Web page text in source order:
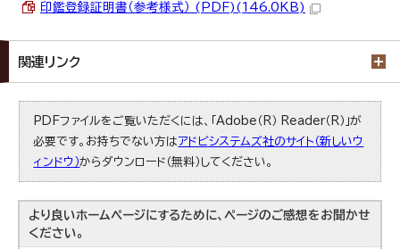
印鑑登録証明書（参考様式） (PDF)(146.0KB)
関連リンク
PDFファイルをご覧いただくには、「Adobe（R） Reader（R）」が
必要です。お持ちでない方は アドビシステムズ社のサイト（新しいウ
ィンドウ）からダウンロード（無料）してください。
より良いホームページにするために、ページのご感想をお聞かせ
ください。